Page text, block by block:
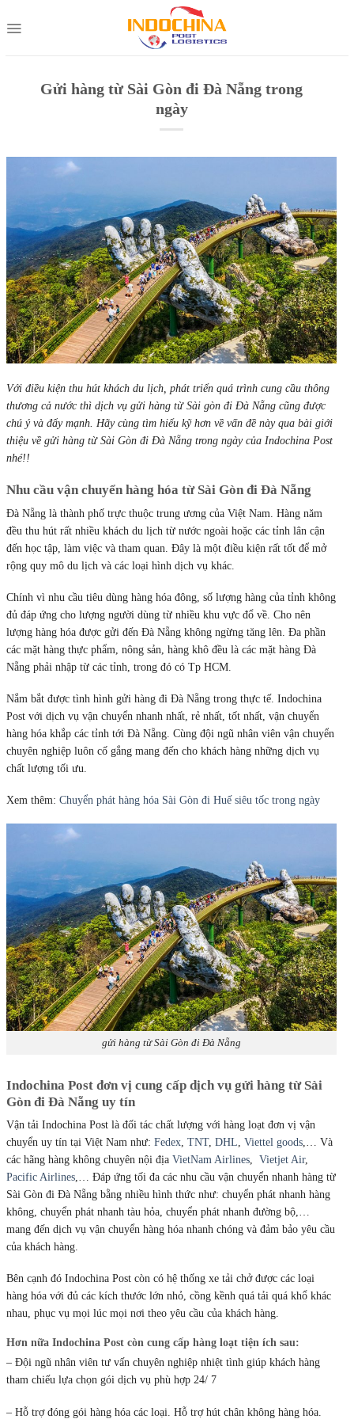
to
Gửi hàng từ Sài Gòn đi Đà Nẵng trong
ngày
Với điều kiện thu hút khách du lịch, phát triển quá trình cung cầu thông
thương cả nước thì dịch vụ gửi hàng từ Sài gòn đi Đà Nẵng cũng được
chú ý và đẩy mạnh. Hãy cùng tìm hiểu kỹ hơn về vấn đề này qua bài giới
thiệu về gửi hàng từ Sài Gòn đi Đà Nẵng trong ngày của Indochina Post
nhé!!
Nhu cầu vận chuyển hàng hóa từ Sài Gòn đi Đà Nẵng
Đà Nẵng là thành phố trực thuộc trung ương của Việt Nam. Hàng năm
đều thu hút rất nhiều khách du lịch từ nước ngoài hoặc các tỉnh lân cận
đến học tập, làm việc và tham quan. Đây là một điều kiện rất tốt để mở
rộng quy mô du lịch và các loại hình dịch vụ khác.
Chính vì nhu cầu tiêu dùng hàng hóa đông, số lượng hàng của tỉnh không
đủ đáp ứng cho lượng người dùng từ nhiều khu vực đổ về. Cho nên
lượng hàng hóa được gửi đến Đà Nẵng không ngừng tăng lên. Đa phần
các mặt hàng thực phẩm, nông sản, hàng khô đều là các mặt hàng Đà
Nẵng phải nhập từ các tỉnh, trong đó có Tp HCM.
Nắm bắt được tình hình gửi hàng đi Đà Nẵng trong thực tế. Indochina
Post với dịch vụ vận chuyển nhanh nhất, rẻ nhất, tốt nhất, vận chuyển
hàng hóa khắp các tỉnh tới Đà Nẵng. Cùng đội ngũ nhân viên vận chuyển
chuyên nghiệp luôn cố gắng mang đến cho khách hàng những dịch vụ
chất lượng tối ưu.
Xem thêm: Chuyển phát hàng hóa Sài Gòn đi Huế siêu tốc trong ngày
gửi hàng từ Sài Gòn đi Đà Nẵng
Indochina Post đơn vị cung cấp dịch vụ gửi hàng từ Sài
Gòn đi Đà Nẵng uy tín
Vận tải Indochina Post là đối tác chất lượng với hàng loạt đơn vị vận
chuyển uy tín tại Việt Nam như: Fedex, TNT, DHL, Viettel goods,… Và
các hãng hàng không chuyên nội địa VietNam Airlines, Vietjet Air,
Pacific Airlines,… Đáp ứng tối đa các nhu cầu vận chuyển nhanh hàng từ
Sài Gòn đi Đà Nẵng bằng nhiều hình thức như: chuyển phát nhanh hàng
không, chuyển phát nhanh tàu hỏa, chuyển phát nhanh đường bộ,…
mang đến dịch vụ vận chuyển hàng hóa nhanh chóng và đảm bảo yêu cầu
của khách hàng.
Bên cạnh đó Indochina Post còn có hệ thống xe tải chở được các loại
hàng hóa với đủ các kích thước lớn nhỏ, cồng kềnh quá tải quá khổ khác
nhau, phục vụ mọi lúc mọi nơi theo yêu cầu của khách hàng.
Hơn nữa Indochina Post còn cung cấp hàng loạt tiện ích sau:
– Đội ngũ nhân viên tư vấn chuyên nghiệp nhiệt tình giúp khách hàng
tham chiếu lựa chọn gói dịch vụ phù hợp 24/ 7
– Hỗ trợ đóng gói hàng hóa các loại. Hỗ trợ hút chân không hàng hóa.